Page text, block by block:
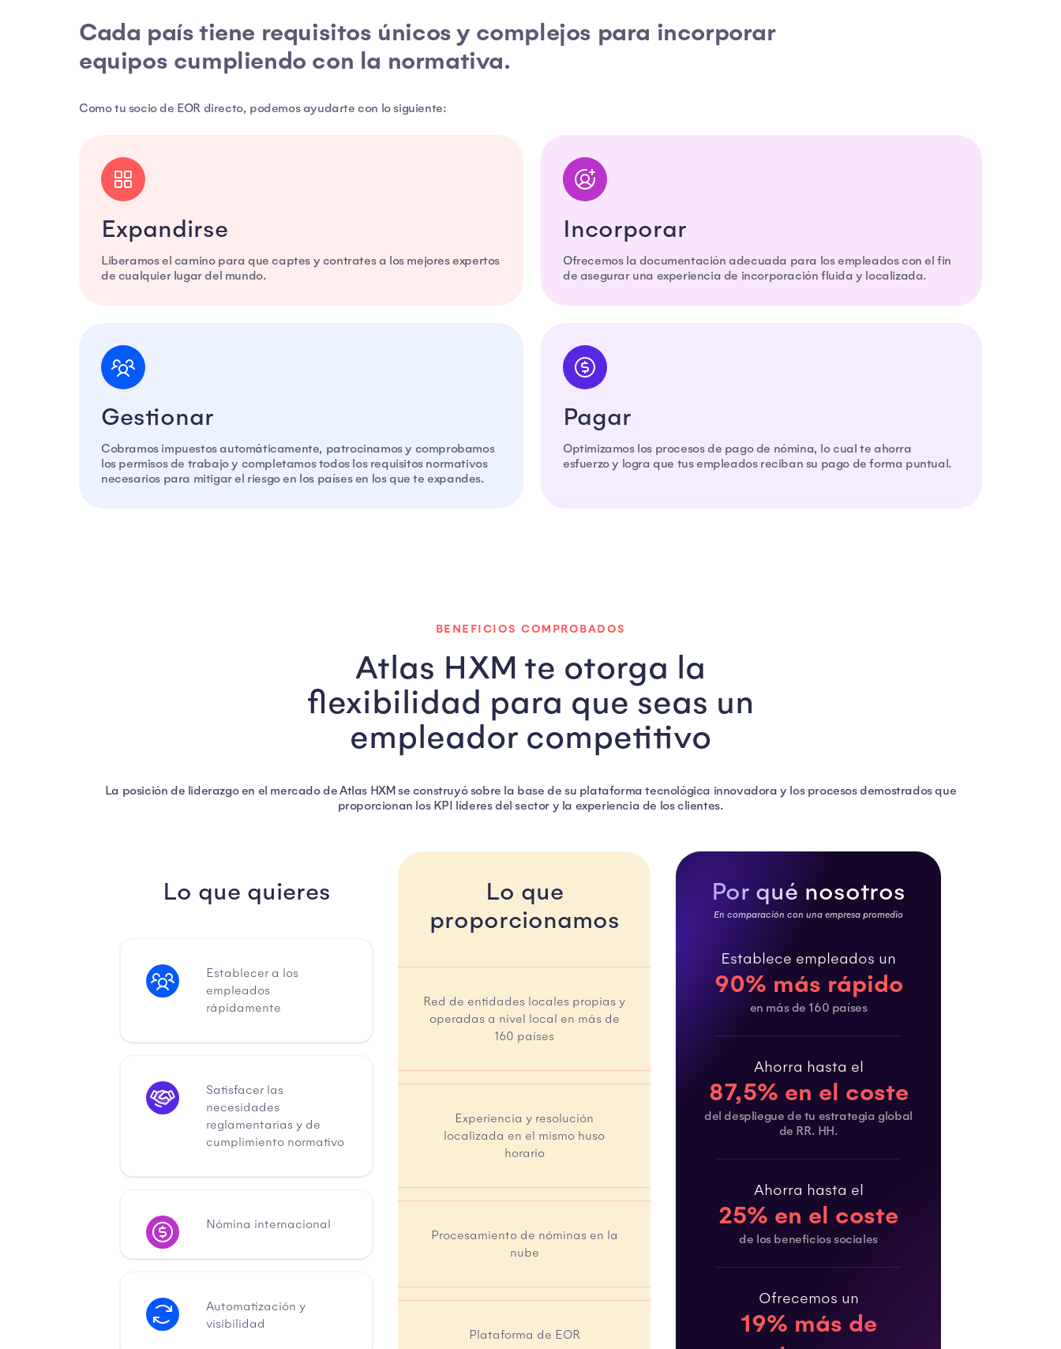
Cada país tiene requisitos únicos y complejos para incorporar
equipos cumpliendo con la normativa.
Como tu socio de EOR directo, podemos ayudarte con lo siguiente:
Expandirse
Liberamos el camino para que captes y contrates a los mejores expertos
de cualquier lugar del mundo.
Incorporar
Ofrecemos la documentación adecuada para los empleados con el fin
de asegurar una experiencia de incorporación fluida y localizada.
Gestionar
Cobramos impuestos automáticamente, patrocinamos y comprobamos
los permisos de trabajo y completamos todos los requisitos normativos
necesarios para mitigar el riesgo en los países en los que te expandes.
Pagar
Optimizamos los procesos de pago de nómina, lo cual te ahorra
esfuerzo y logra que tus empleados reciban su pago de forma puntual.
BENEFICIOS COMPROBADOS
Atlas HXM te otorga la
flexibilidad para que seas un
empleador competitivo
La posición de liderazgo en el mercado de Atlas HXM se construyó sobre la base de su plataforma tecnológica innovadora y los procesos demostrados que
proporcionan los KPI líderes del sector y la experiencia de los clientes.
Lo que quieres
Establecer a los
empleados
rápidamente
Satisfacer las
necesidades
reglamentarias y de
cumplimiento normativo
Nómina internacional
Automatización y
visibilidad
Lo que
proporcionamos
Red de entidades locales propias y
operadas a nivel local en más de
160 países
Experiencia y resolución
localizada en el mismo huso
horario
Procesamiento de nóminas en la
nube
Plataforma de EOR
Por qué nosotros
En comparación con una empresa promedio
Establece empleados un
90% más rápido
en más de 160 países
Ahorra hasta el
87,5% en el coste
del despliegue de tu estrategia global
de RR. HH.
Ahorra hasta el
25% en el coste
de los beneficios sociales
Ofrecemos un
19% más de